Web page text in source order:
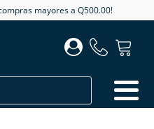
mayores a Q500.00!